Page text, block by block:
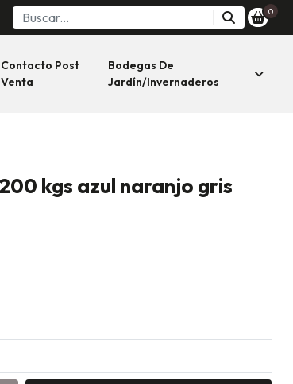
0
Contacto Post
Venta
Bodegas De
Jardín/invernaderos
kgs azul naranjo gris